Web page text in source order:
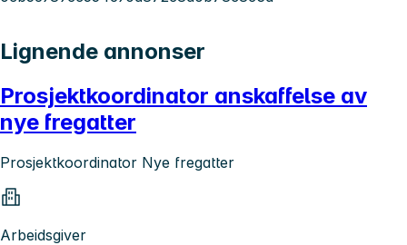
Lignende annonser
Prosjektkoordinator anskaffelse av
nye fregatter
Prosjektkoordinator Nye fregatter
Arbeidsgiver